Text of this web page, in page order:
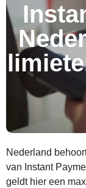
Nederland
van Instant
geldt hier een